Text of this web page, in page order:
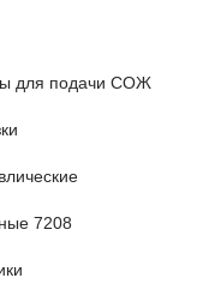
для подачи СОЖ
7208